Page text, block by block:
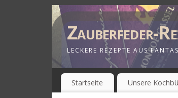
Zauberfeder-
LECKERE REZEPTE AUS
Startseite Unsere